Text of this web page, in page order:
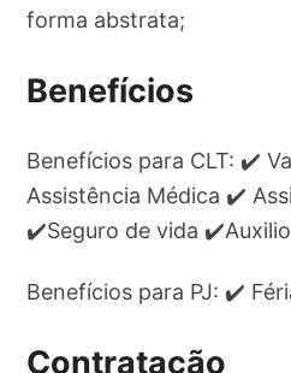
forma abstrata;
Benefícios
Benefícios para CLT: ✔️
Assistência Médica ✔️
✔️Seguro de vida
Benefícios para PJ: ✔️
Contratação